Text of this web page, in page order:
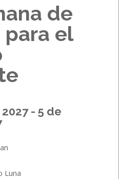
de
para el
- 5 de
Luna